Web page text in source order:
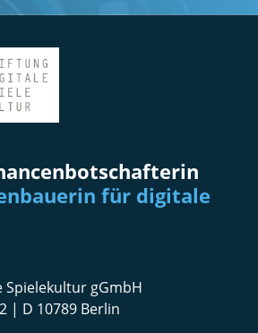
für digitale
gGmbH
| D 10789 Berlin